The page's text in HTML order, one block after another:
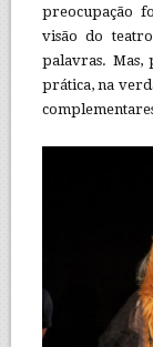
preocupação
visão do
palavras. Mas,
prática, na